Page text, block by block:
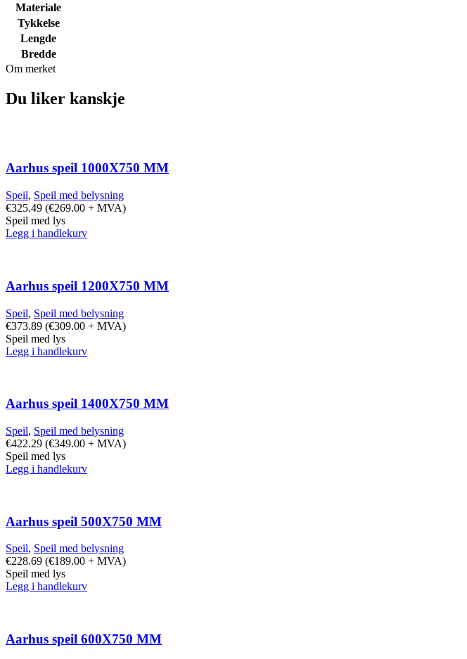
Materiale
Tykkelse
Lengde
Bredde
Om merket
Du liker kanskje
Aarhus speil 1000X750 MM
Speil, Speil med belysning
€325.49 (€269.00 + MVA)
Speil med lys
Legg i handlekurv
Aarhus speil 1200X750 MM
Speil, Speil med belysning
€373.89 (€309.00 + MVA)
Speil med lys
Legg i handlekurv
Aarhus speil 1400X750 MM
Speil, Speil med belysning
€422.29 (€349.00 + MVA)
Speil med lys
Legg i handlekurv
Aarhus speil 500X750 MM
Speil, Speil med belysning
€228.69 (€189.00 + MVA)
Speil med lys
Legg i handlekurv
Aarhus speil 600X750 MM